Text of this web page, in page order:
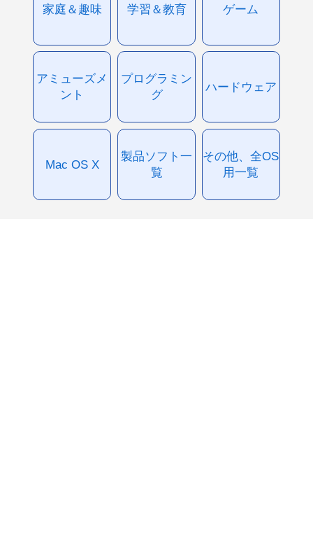
家庭＆趣味 学習＆教育 ゲーム
アミューズメ
ント
プログラミン
グ
ハードウェア
Mac OS X
製品ソフト一
覧
その他、全OS
用一覧